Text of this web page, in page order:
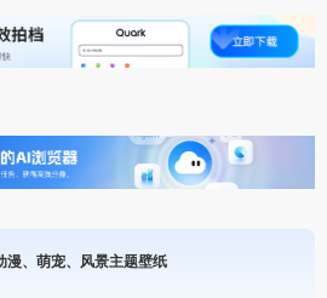
漫、萌宠、风景主题壁纸